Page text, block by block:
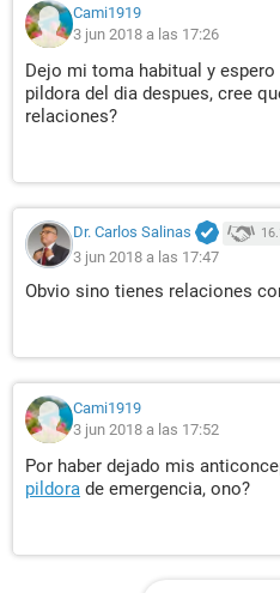
Cami1919
3 jun 2018 a las 17:26
Dejo mi toma habitual y
pildora del dia despues, cree
relaciones?
Dr. Carlos Salinas
3 jun 2018 a las 17:47
Obvio sino tienes relaciones
Cami1919
3 jun 2018 a las 17:52
Por haber dejado mis
pildora de emergencia, ono?